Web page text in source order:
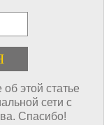
этой статье
сети с
Спасибо!